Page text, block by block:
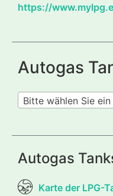
https://
Autogas
Bitte wählen Sie ein
Autogas
Karte der LPG-